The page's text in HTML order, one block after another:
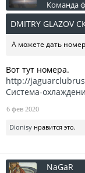
Команда
DMITRY GLAZOV
А можете дать
Вот тут номера.
http://
Система-
6 фев 2020
Dionisy нравится это.
NaGaR